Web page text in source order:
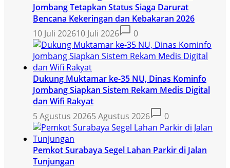
Jombang Tetapkan Status Siaga Darurat
Bencana Kekeringan dan Kebakaran 2026
10 Juli 202610 Juli 2026 0
Dukung Muktamar ke-35 NU, Dinas Kominfo
Jombang Siapkan Sistem Rekam Medis Digital
dan Wifi Rakyat
5 Agustus 20265 Agustus 2026 0
Pemkot Surabaya Segel Lahan Parkir di Jalan
Tunjungan